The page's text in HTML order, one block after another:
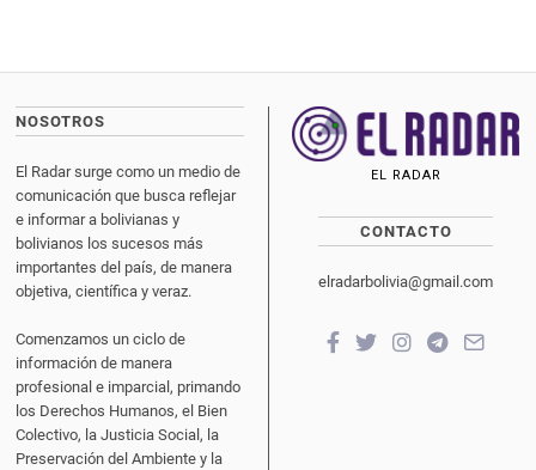
NOSOTROS
El Radar surge como un medio de
comunicación que busca reflejar
e informar a bolivianas y
bolivianos los sucesos más
importantes del país, de manera
objetiva, científica y veraz.
Comenzamos un ciclo de
información de manera
profesional e imparcial, primando
los Derechos Humanos, el Bien
Colectivo, la Justicia Social, la
Preservación del Ambiente y la
EL RADAR
CONTACTO
elradarbolivia@gmail.com